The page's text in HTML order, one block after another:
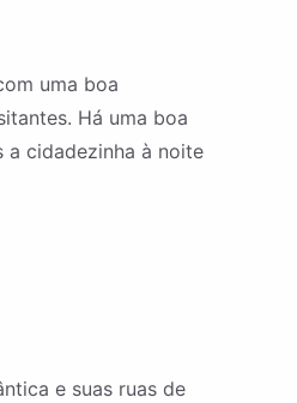
uma boa
Há uma boa
a cidadezinha à noite
e suas ruas de